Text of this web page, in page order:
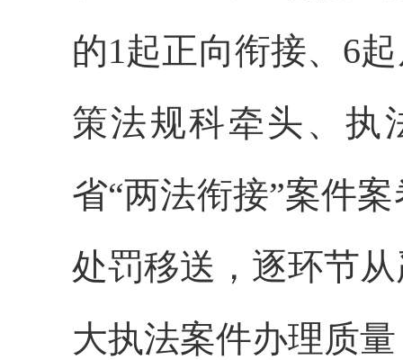
的1起正向衔接、 6起
策法规科牵头、执
省“两法衔接”案件
处罚移送，逐环节
大执法案件办理质